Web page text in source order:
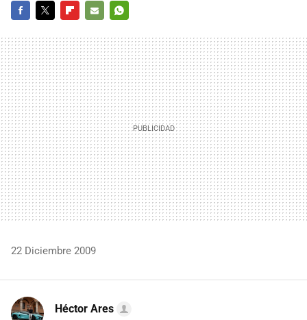
MAIL
22 Diciembre 2009
Héctor Ares